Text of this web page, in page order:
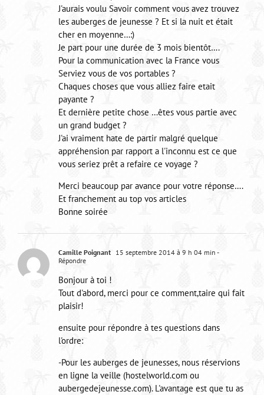
J'aurais voulu Savoir comment vous avez trouvez
les auberges de jeunesse ? Et si la nuit et était
cher en moyenne…:)
Je part pour une durée de 3 mois bientôt….
Pour la communication avec la France vous
Serviez vous de vos portables ?
Chaques choses que vous alliez faire etait
payante ?
Et dernière petite chose …êtes vous partie avec
un grand budget ?
J'ai vraiment hate de partir malgré quelque
appréhension par rapport a l'inconnu est ce que
vous seriez prêt a refaire ce voyage ?
Merci beaucoup par avance pour votre réponse….
Et franchement au top vos articles
Bonne soirée
Camille Poignant 15 septembre 2014 à 9 h 04 min -
Répondre
Bonjour à toi !
Tout d'abord, merci pour ce comment,taire qui fait
plaisir!
ensuite pour répondre à tes questions dans
l'ordre:
-Pour les auberges de jeunesses, nous réservions
en ligne la veille (hostelworld.com ou
aubergedejeunesse.com). L'avantage est que tu as